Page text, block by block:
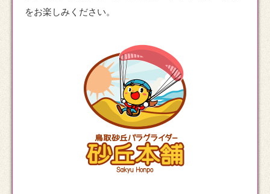
をお楽しみください。